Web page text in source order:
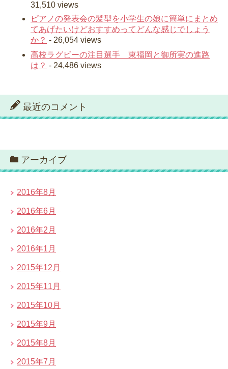
31,510 views
ピアノの発表会の髪型を小学生の娘に簡単にまとめ
てあげたいけどおすすめってどんな感じでしょう
か？ - 26,054 views
高校ラグビーの注目選手 東福岡と御所実の進路
は？ - 24,486 views
最近のコメント
アーカイブ
2016年8月
2016年6月
2016年2月
2016年1月
2015年12月
2015年11月
2015年10月
2015年9月
2015年8月
2015年7月